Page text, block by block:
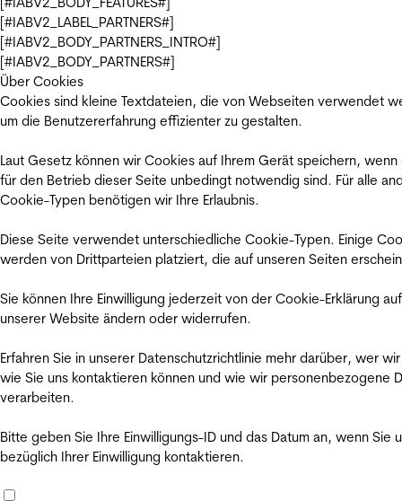
[#IABV2_LABEL_PARTNERS#]
[#IABV2_BODY_PARTNERS_INTRO#]
[#IABV2_BODY_PARTNERS#]
Über Cookies
Cookies sind kleine Textdateien, die von Webseiten verwendet
um die Benutzererfahrung effizienter zu gestalten.
Laut Gesetz können wir Cookies auf Ihrem Gerät speichern, wenn
für den Betrieb dieser Seite unbedingt notwendig sind. Für alle
Cookie-Typen benötigen wir Ihre Erlaubnis.
Diese Seite verwendet unterschiedliche Cookie-Typen. Einige
werden von Drittparteien platziert, die auf unseren Seiten
Sie können Ihre Einwilligung jederzeit von der Cookie-Erklärung auf
unserer Website ändern oder widerrufen.
Erfahren Sie in unserer Datenschutzrichtlinie mehr darüber, wer
wie Sie uns kontaktieren können und wie wir personenbezogene
verarbeiten.
Bitte geben Sie Ihre Einwilligungs-ID und das Datum an, wenn Sie
bezüglich Ihrer Einwilligung kontaktieren.